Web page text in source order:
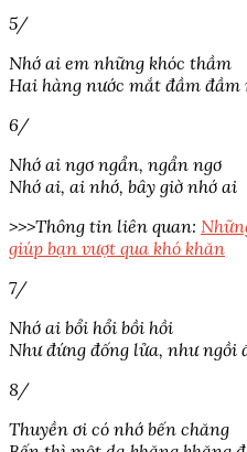
5/
Nhớ ai em những khóc thầm
Hai hàng nước mắt đầm đầm
6/
Nhớ ai ngơ ngẩn, ngẩn ngơ
Nhớ ai, ai nhớ, bây giờ nhớ ai
>>>Thông tin liên quan:
giúp bạn vượt qua khó khăn
7/
Nhớ ai bổi hổi bồi hồi
Như đứng đống lửa, như ngồi
8/
Thuyền ơi có nhớ bến chăng